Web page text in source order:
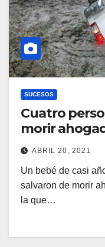
SUCESOS
Cuatro
morir
ABRIL 20, 2021
Un bebé de casi
salvaron de morir
la que…